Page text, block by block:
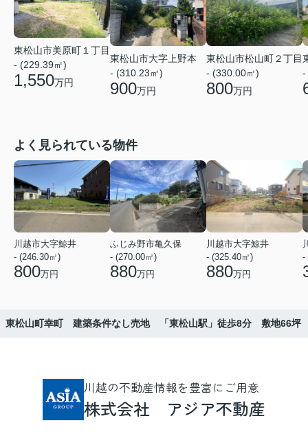
東松山市美原町１丁目
- (229.39㎡)
1,550万円
東松山市大字上野本
- (310.23㎡)
900万円
東松山市松山町２丁目
- (330.00㎡)
800万円
-
よく見られている物件
川越市大字鯨井
- (246.30㎡)
800万円
ふじみ野市亀久保
- (270.00㎡)
880万円
川越市大字鯨井
- (325.40㎡)
880万円
-
東松山町幸町 建築条件なし売地 「東松山駅」徒歩8分 敷地66坪
川越の不動産情報を豊富にご用意
株式会社 アジア不動産